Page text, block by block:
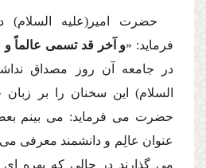
حضرت امیر(علیه
فرماید: «و آخر قد تسمى عالماً و
در جامعه آن روز مصداق
السلام) این سخنان را بر
حضرت مى فرماید: مى بینم
عنوان عالِم و دانشمند معرفى مى
مى گذارند در حالى كه بهره اى